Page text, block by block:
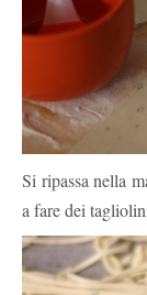
Si ripassa nella
a fare dei